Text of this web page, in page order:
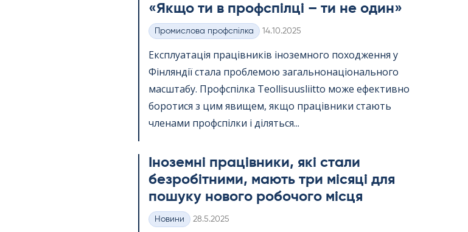
«Якщо ти в профспілці – ти не один»
Категорії
Промислова профспілка Kirjoitettu
14.10.2025
Експлуатація працівників іноземного походження у
Фінляндії стала проблемою загальнонаціонального
масштабу. Профспілка Teol­li­suus­liitto може ефективно
боротися з цим явищем, якщо працівники стають
членами профспілки і діляться...
Іноземні працівники, які стали
безробітними, мають три місяці для
пошуку нового робочого місця
Категорії
Новини Kirjoitettu
28.5.2025